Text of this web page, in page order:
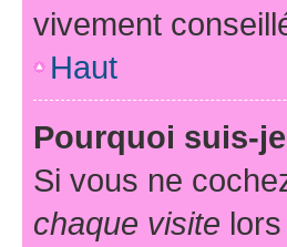
vivement
Haut
Pourquoi suis-
Si vous ne
chaque visite